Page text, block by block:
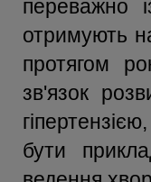
переважно
отримують
протягом
зв'язок
бути